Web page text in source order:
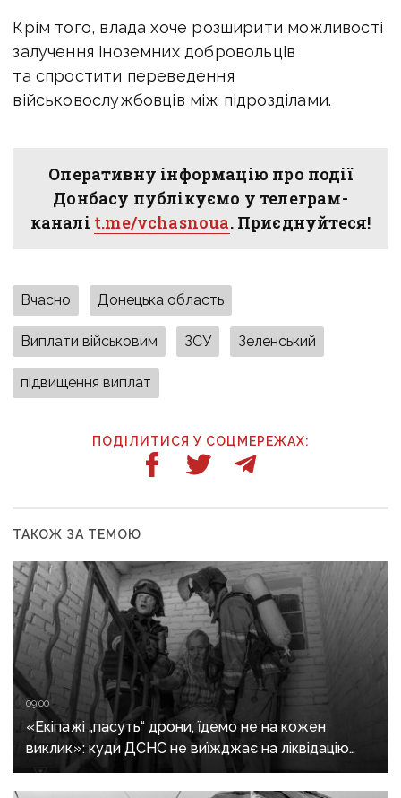
Крім того, влада хоче розширити можливості
залучення іноземних добровольців
та спростити переведення
військовослужбовців між підрозділами.
Оперативну інформацію про події
Донбасу публікуємо у телеграм-
каналі t.me/vchasnoua. Приєднуйтеся!
Вчасно Донецька область
Виплати військовим ЗСУ Зеленський
підвищення виплат
ПОДІЛИТИСЯ У СОЦМЕРЕЖАХ:
ТАКОЖ ЗА ТЕМОЮ
09:00
«Екіпажі „пасуть“ дрони, їдемо не на кожен
виклик»: куди ДСНС не виїжджає на ліквідацію
надзвичайних ситуацій у Краматорську
та Слов’янську